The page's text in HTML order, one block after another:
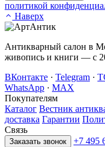
политикой
Наверх
Антикварный салон в
живопись и книги — с
ВКонтакте · Telegram ·
WhatsApp · MAX
Покупателям
Каталог Вестник
доставка Гарантии
Связь
Заказать звонок +7 495